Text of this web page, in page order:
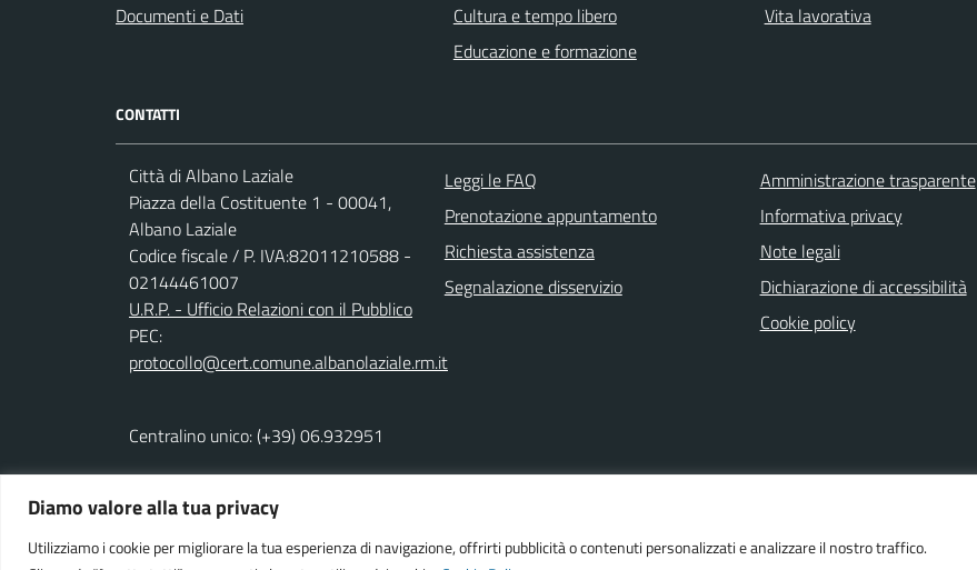
Diamo valore alla tua privacy
Utilizziamo i cookie per migliorare la tua esperienza di navigazione, offrirti pubblicità o contenuti personalizzati e analizzare il nostro traffico.
Documenti e Dati
Cultura e tempo libero
Educazione e formazione
Vita lavorativa
CONTATTI
Città di Albano Laziale
Piazza della Costituente 1 - 00041,
Albano Laziale
Codice fiscale / P. IVA:82011210588 -
02144461007
U.R.P. - Ufficio Relazioni con il Pubblico
PEC:
protocollo@cert.comune.albanolaziale.rm.it
Centralino unico: (+39) 06.932951
Leggi le FAQ
Prenotazione appuntamento
Richiesta assistenza
Segnalazione disservizio
Amministrazione trasparente
Informativa privacy
Note legali
Dichiarazione di accessibilità
Cookie policy
Powered byWe-COM srl